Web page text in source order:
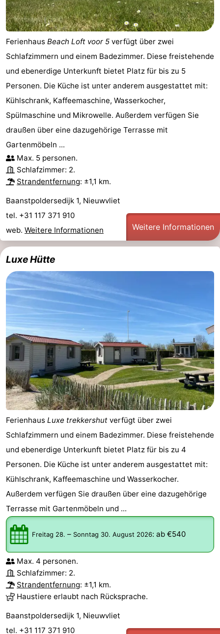
Ferienhaus Beach Loft voor 5 verfügt über zwei
Schlafzimmern und einem Badezimmer. Diese freistehende
und ebenerdige Unterkunft bietet Platz für bis zu 5
Personen. Die Küche ist unter anderem ausgestattet mit:
Kühlschrank, Kaffeemaschine, Wasserkocher,
Spülmaschine und Mikrowelle. Außerdem verfügen Sie
draußen über eine dazugehörige Terrasse mit
Gartenmöbeln ...
Max. 5 personen.
Schlafzimmer: 2.
Strandentfernung: ±1,1 km.
Baanstpoldersedijk 1, Nieuwvliet
tel. +31 117 371 910
web. Weitere Informationen Weitere Informationen
Luxe Hütte
Ferienhaus Luxe trekkershut verfügt über zwei
Schlafzimmern und einem Badezimmer. Diese freistehende
und ebenerdige Unterkunft bietet Platz für bis zu 4
Personen. Die Küche ist unter anderem ausgestattet mit:
Kühlschrank, Kaffeemaschine und Wasserkocher.
Außerdem verfügen Sie draußen über eine dazugehörige
Terrasse mit Gartenmöbeln und ...
Freitag 28. – Sonntag 30. August 2026: ab €540
Max. 4 personen.
Schlafzimmer: 2.
Strandentfernung: ±1,1 km.
Haustiere erlaubt nach Rücksprache.
Baanstpoldersedijk 1, Nieuwvliet
tel. +31 117 371 910